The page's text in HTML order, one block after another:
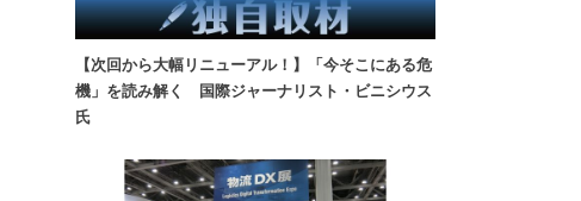
【次回から大幅リニューアル！】「今そこにある危
機」を読み解く 国際ジャーナリスト・ビニシウス
氏